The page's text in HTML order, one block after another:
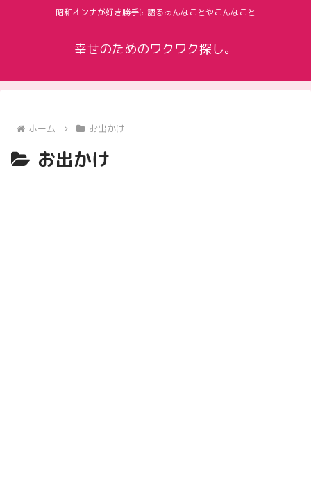
昭和オンナが好き勝手に語るあんなことやこんなこと
幸せのためのワクワク探し。
ホーム お出かけ
お出かけ